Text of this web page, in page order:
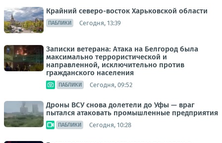
Крайний северо-восток Харьковской области
ПАБЛИКИ Сегодня, 13:39
Записки ветерана: Атака на Белгород была
максимально террористической и
направленной, исключительно против
гражданского населения
ПАБЛИКИ Сегодня, 09:52
Дроны ВСУ снова долетели до Уфы — враг
пытался атаковать промышленные предприятия
ПАБЛИКИ Сегодня, 10:28